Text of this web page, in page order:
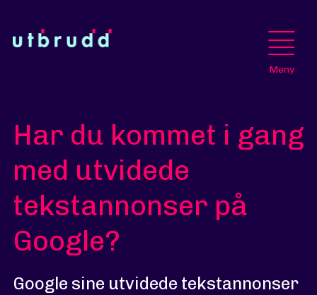
Meny
Har du kommet i gang
med utvidede
tekstannonser på
Google?
Google sine utvidede tekstannonser